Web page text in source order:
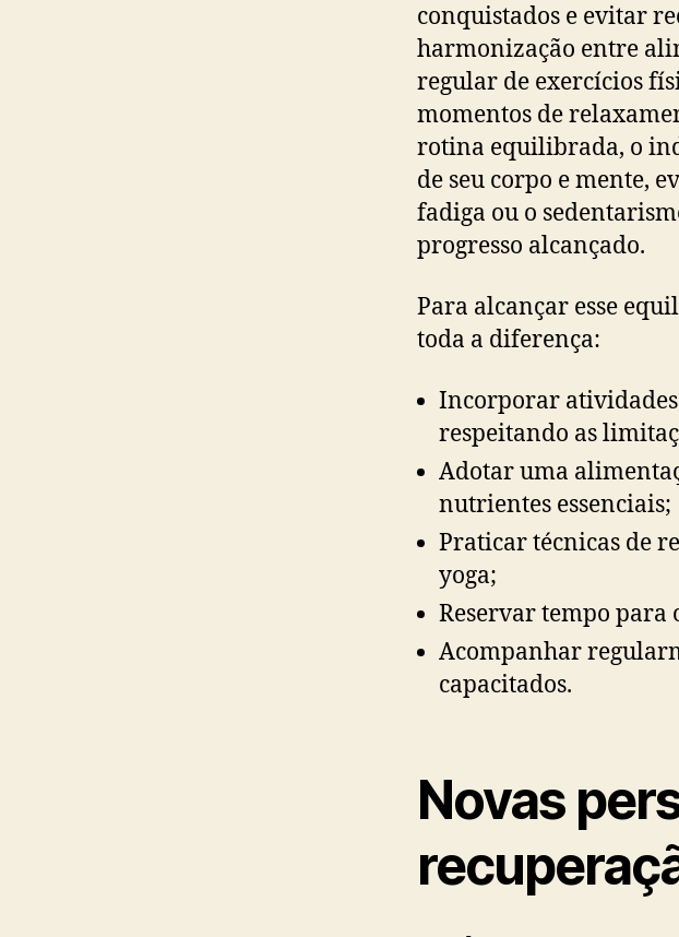
conquistados e evitar
harmonização entre
regular de exercícios
momentos de
rotina equilibrada, o
de seu corpo e mente,
fadiga ou o
progresso alcançado.
Para alcançar esse
toda a diferença:
Incorporar
respeitando as
Adotar uma
nutrientes essenciais;
Praticar técnicas de
yoga;
Reservar tempo para
Acompanhar
capacitados.
Novas